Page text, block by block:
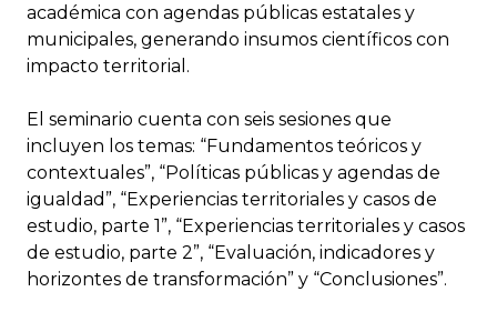
académica con agendas públicas estatales y
municipales, generando insumos científicos con
impacto territorial.
El seminario cuenta con seis sesiones que
incluyen los temas: “Fundamentos teóricos y
contextuales”, “Políticas públicas y agendas de
igualdad”, “Experiencias territoriales y casos de
estudio, parte 1”, “Experiencias territoriales y casos
de estudio, parte 2”, “Evaluación, indicadores y
horizontes de transformación” y “Conclusiones”.